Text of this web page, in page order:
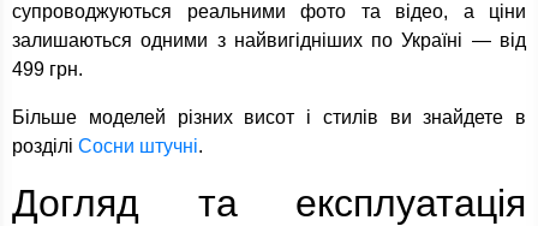
супроводжуються реальними фото та відео, а ціни
залишаються одними з найвигідніших по Україні — від
499 грн.
Більше моделей різних висот і стилів ви знайдете в
розділі Сосни штучні.
Догляд та експлуатація